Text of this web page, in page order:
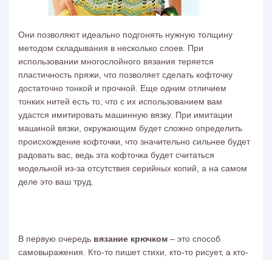
Они позволяют идеально подгонять нужную толщину
методом складывания в несколько слоев. При
использовании многослойного вязания теряется
пластичность пряжи, что позволяет сделать кофточку
достаточно тонкой и прочной. Еще одним отличием
тонких нитей есть то, что с их использованием вам
удастся имитировать машинную вязку. При имитации
машиной вязки, окружающим будет сложно определить
происхождение кофточки, что значительно сильнее будет
радовать вас, ведь эта кофточка будет считаться
модельной из-за отсутствия серийных копий, а на самом
деле это ваш труд.
В первую очередь вязание крючком – это способ
самовыражения. Кто-то пишет стихи, кто-то рисует, а кто-